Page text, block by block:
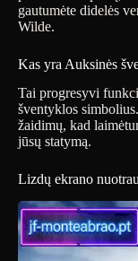
gautumėte didelės
Wilde.
Kas yra Auksinės
Tai progresyvi
šventyklos
žaidimų, kad
jūsų statymą.
Lizdų ekrano